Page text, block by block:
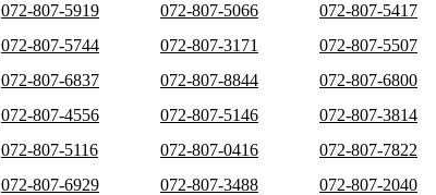
072-807-5919
072-807-5066 072-807-5417
072-807-5744
072-807-3171 072-807-5507
072-807-6837
072-807-8844 072-807-6800
072-807-4556
072-807-5146 072-807-3814
072-807-5116
072-807-0416 072-807-7822
072-807-6929
072-807-3488 072-807-2040